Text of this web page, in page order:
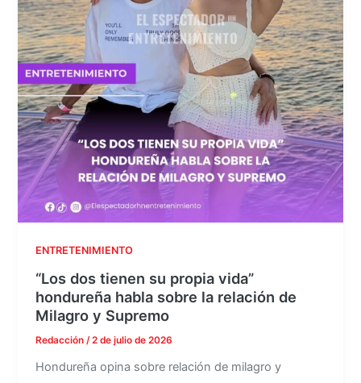
ENTRETENIMIENTO
“Los dos tienen su propia vida”
hondureña habla sobre la relación de
Milagro y Supremo
Redacción/2 de julio de 2026
Hondureña opina sobre relación de milagro y